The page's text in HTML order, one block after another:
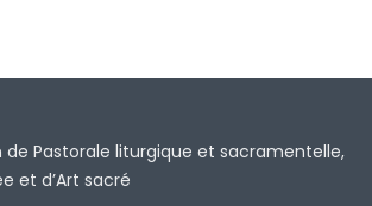
de Pastorale liturgique et sacramentelle,
et d’Art sacré